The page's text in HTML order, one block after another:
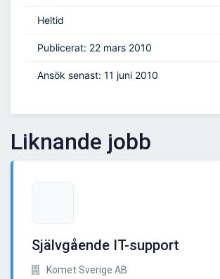
Heltid
Publicerat: 22 mars 2010
Ansök senast: 11 juni 2010
Liknande jobb
Självgående IT-support
Komet Sverige AB